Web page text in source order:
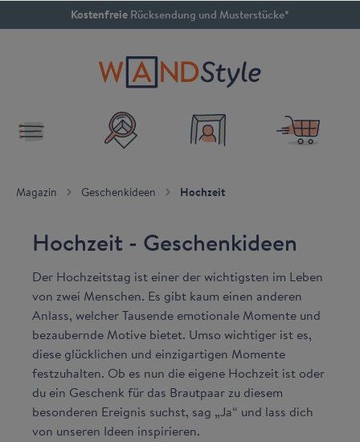
springen 4.79 / 5SEHR GUT
Magazin Geschenkideen Hochzeit
Hochzeit - Geschenkideen
Der Hochzeitstag ist einer der wichtigsten im Leben
von zwei Menschen. Es gibt kaum einen anderen
Anlass, welcher Tausende emotionale Momente und
bezaubernde Motive bietet. Umso wichtiger ist es,
diese glücklichen und einzigartigen Momente
festzuhalten. Ob es nun die eigene Hochzeit ist oder
du ein Geschenk für das Brautpaar zu diesem
besonderen Ereignis suchst, sag „Ja“ und lass dich
von unseren Ideen inspirieren.